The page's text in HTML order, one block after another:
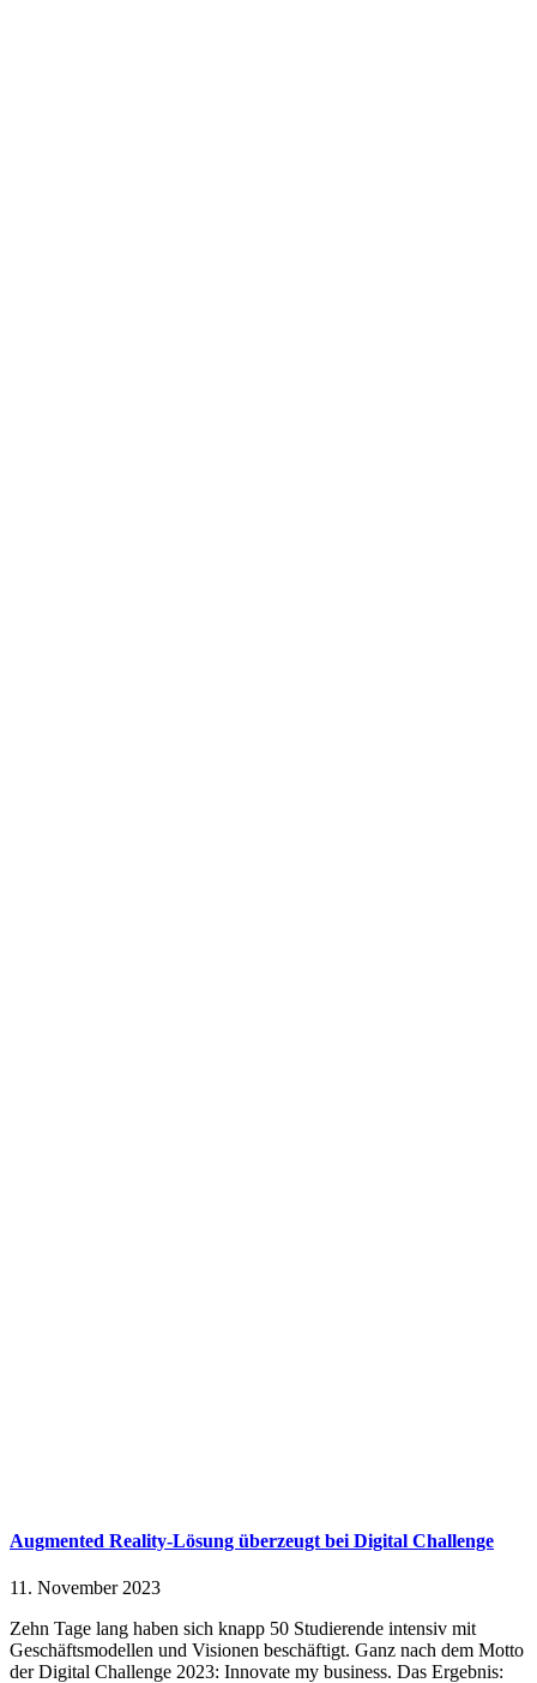
Augmented Reality-Lösung überzeugt bei Digital Challenge
11. November 2023
Zehn Tage lang haben sich knapp 50 Studierende intensiv mit
Geschäftsmodellen und Visionen beschäftigt. Ganz nach dem Motto
der Digital Challenge 2023: Innovate my business. Das Ergebnis: